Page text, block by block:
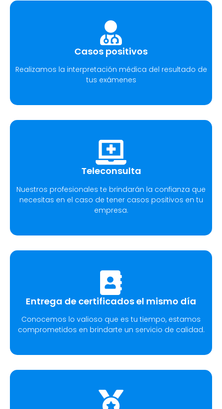
Casos positivos
Realizamos la interpretación médica del resultado de
tus exámenes
Teleconsulta
Nuestros profesionales te brindarán la confianza que
necesitas en el caso de tener casos positivos en tu
empresa.
Entrega de certificados el mismo día
Conocemos lo valioso que es tu tiempo, estamos
comprometidos en brindarte un servicio de calidad.